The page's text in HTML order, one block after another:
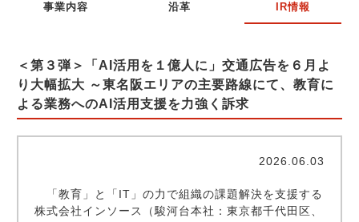
事業内容 沿革 IR情報
＜第３弾＞「AI活用を１億人に」交通広告を６月よ
り大幅拡大 ～東名阪エリアの主要路線にて、教育に
よる業務へのAI活用支援を力強く訴求
2026.06.03
「教育」と「IT」の力で組織の課題解決を支援する
株式会社インソース（駿河台本社：東京都千代田区、